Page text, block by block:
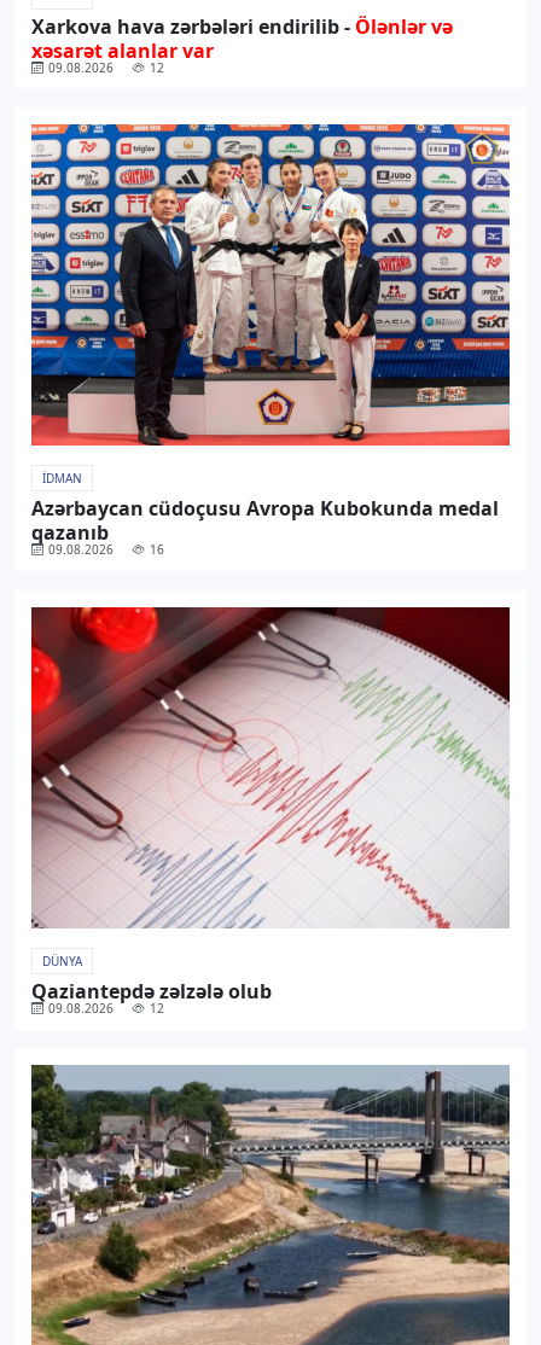
Xarkova hava zərbələri endirilib - Ölənlər və
xəsarət alanlar var
09.08.2026 12
İDMAN
Azərbaycan cüdoçusu Avropa Kubokunda medal
qazanıb
09.08.2026 16
DÜNYA
Qaziantepdə zəlzələ olub
09.08.2026 12